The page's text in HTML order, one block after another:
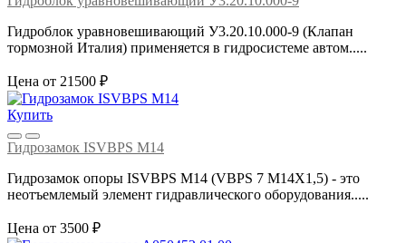
Гидроблок уравновешивающий У3.20.10.000-9 (Клапан
тормозной Италия) применяется в гидросистеме автом.....
Цена от 21500 ₽
Купить
Гидрозамок ISVBPS M14
Гидрозамок опоры ISVBPS M14 (VBPS 7 M14X1,5) - это
неотъемлемый элемент гидравлического оборудования.....
Цена от 3500 ₽